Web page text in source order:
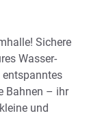
Sichere
Wasser-
entspanntes
Bahnen – ihr
und